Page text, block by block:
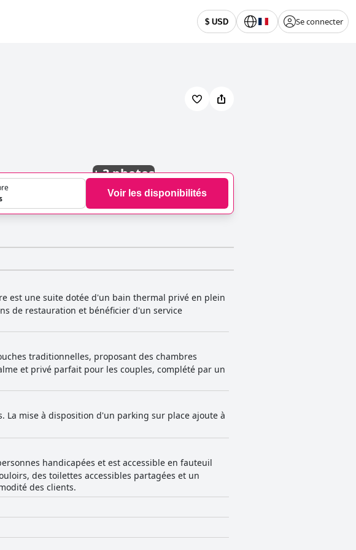
$ USD Se connecter
+3 photos
Voir les disponibilités
est une suite dotée d'un bain thermal privé en plein
de restauration et bénéficier d'un service
traditionnelles, proposant des chambres
et privé parfait pour les couples, complété par un
La mise à disposition d'un parking sur place ajoute à
handicapées et est accessible en fauteuil
des toilettes accessibles partagées et un
des clients.